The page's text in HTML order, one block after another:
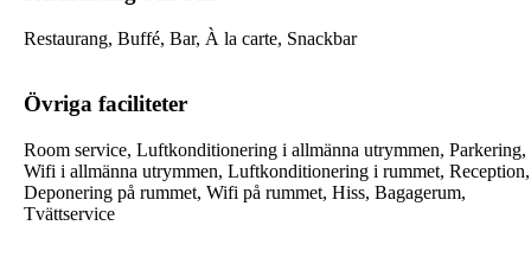
Restaurang, Buffé, Bar, À la carte, Snackbar
Övriga faciliteter
Room service, Luftkonditionering i allmänna utrymmen, Parkering,
Wifi i allmänna utrymmen, Luftkonditionering i rummet, Reception,
Deponering på rummet, Wifi på rummet, Hiss, Bagagerum,
Tvättservice